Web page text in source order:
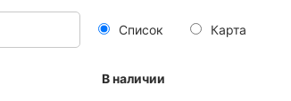
Список Карта
В наличии